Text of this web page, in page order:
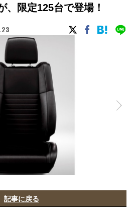
、限定125台で登場！
記事に戻る